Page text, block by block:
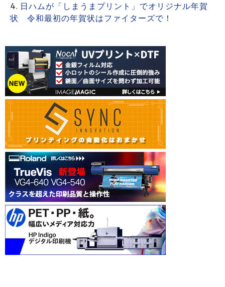
日ハムが「しまうまプリント」でオリジナル年賀
状 令和最初の年賀状はファイターズで！